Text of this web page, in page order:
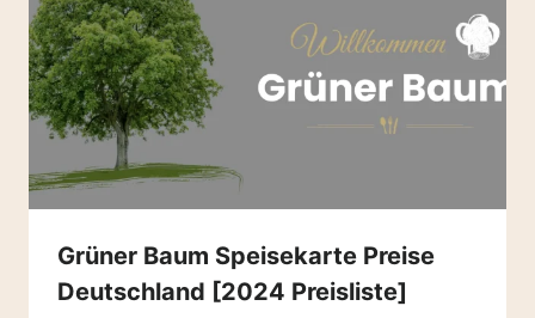
Grüner Baum Speisekarte Preise
Deutschland [2024 Preisliste]